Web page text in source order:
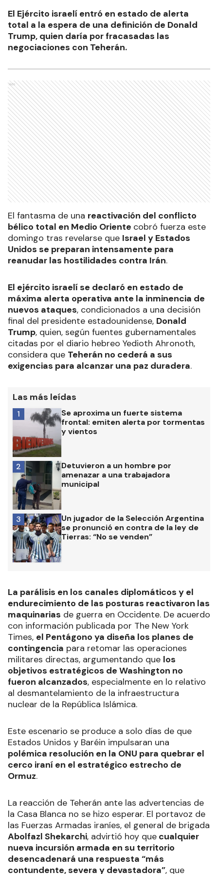
El Ejército israelí entró en estado de alerta
total a la espera de una definición de Donald
Trump, quien daría por fracasadas las
negociaciones con Teherán.
Ads
El fantasma de una reactivación del conflicto
bélico total en Medio Oriente cobró fuerza este
domingo tras revelarse que Israel y Estados
Unidos se preparan intensamente para
reanudar las hostilidades contra Irán.
El ejército israelí se declaró en estado de
máxima alerta operativa ante la inminencia de
nuevos ataques, condicionados a una decisión
final del presidente estadounidense, Donald
Trump, quien, según fuentes gubernamentales
citadas por el diario hebreo Yedioth Ahronoth,
considera que Teherán no cederá a sus
exigencias para alcanzar una paz duradera.
Las más leídas
Se aproxima un fuerte sistema
frontal: emiten alerta por tormentas
y vientos
1
Detuvieron a un hombre por
amenazar a una trabajadora
municipal
2
Un jugador de la Selección Argentina
se pronunció en contra de la ley de
Tierras: “No se venden”
3
La parálisis en los canales diplomáticos y el
endurecimiento de las posturas reactivaron las
maquinarias de guerra en Occidente. De acuerdo
con información publicada por The New York
Times, el Pentágono ya diseña los planes de
contingencia para retomar las operaciones
militares directas, argumentando que los
objetivos estratégicos de Washington no
fueron alcanzados, especialmente en lo relativo
al desmantelamiento de la infraestructura
nuclear de la República Islámica.
Este escenario se produce a solo días de que
Estados Unidos y Baréin impulsaran una
polémica resolución en la ONU para quebrar el
cerco iraní en el estratégico estrecho de
Ormuz.
La reacción de Teherán ante las advertencias de
la Casa Blanca no se hizo esperar. El portavoz de
las Fuerzas Armadas iraníes, el general de brigada
Abolfazl Shekarchi, advirtió hoy que cualquier
nueva incursión armada en su territorio
desencadenará una respuesta “más
contundente, severa y devastadora”, que